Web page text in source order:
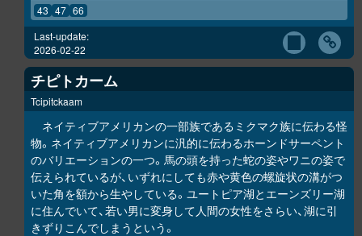
43 47 66
Last-update:
2026-02-22
チピトカーム
Tcipitckaam
ネイティブアメリカンの一部族であるミクマク族に伝わる怪
物。ネイティブアメリカンに汎的に伝わるホーンドサーペント
のバリエーションの一つ。馬の頭を持った蛇の姿やワニの姿で
伝えられているが、いずれにしても赤や黄色の螺旋状の溝がつ
いた角を額から生やしている。ユートピア湖とエーンズリー湖
に住んでいて、若い男に変身して人間の女性をさらい、湖に引
きずりこんでしまうという。